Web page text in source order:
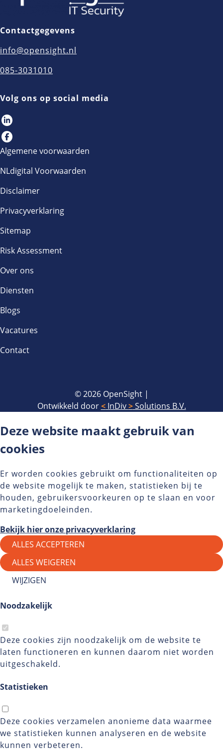
Contactgegevens
info@opensight.nl
085-3031010
Volg ons op social media
Algemene voorwaarden
NLdigital Voorwaarden
Disclaimer
Privacyverklaring
Sitemap
Risk Assessment
Over ons
Diensten
Blogs
Vacatures
Contact
© 2026 OpenSight|
Ontwikkeld door<InDiv>Solutions B.V.
Deze website maakt gebruik van
cookies
Er worden cookies gebruikt om functionaliteiten op
de website mogelijk te maken, statistieken bij te
houden, gebruikersvoorkeuren op te slaan en voor
marketingdoeleinden.
Bekijk hier onze privacyverklaring
ALLES ACCEPTEREN
ALLES WEIGEREN
WIJZIGEN
Noodzakelijk
Deze cookies zijn noodzakelijk om de website te
laten functioneren en kunnen daarom niet worden
uitgeschakeld.
Statistieken
Deze cookies verzamelen anonieme data waarmee
we statistieken kunnen analyseren en de website
kunnen verbeteren.